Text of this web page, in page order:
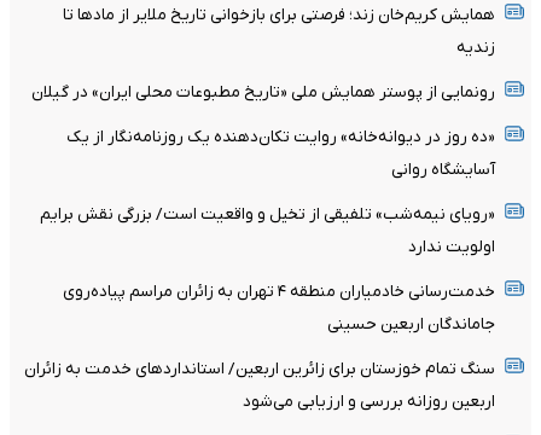
همایش کریم‌خان زند؛ فرصتی برای بازخوانی تاریخ ملایر از مادها تا
زندیه
رونمایی از پوستر همایش ملی «تاریخ مطبوعات محلی ایران» در گیلان
«ده روز در دیوانه‌خانه» روایت تکان‌دهنده یک روزنامه‌نگار از یک
آسایشگاه روانی
«رویای نیمه‌شب» تلفیقی از تخیل و واقعیت است/ بزرگی نقش برایم
اولویت ندارد
خدمت‌رسانی خادمیاران منطقه ۴ تهران به زائران مراسم پیاده‌روی
جاماندگان اربعین حسینی
سنگ تمام خوزستان برای زائرین اربعین/ استانداردهای خدمت به زائران
اربعین روزانه بررسی و ارزیابی می‌شود